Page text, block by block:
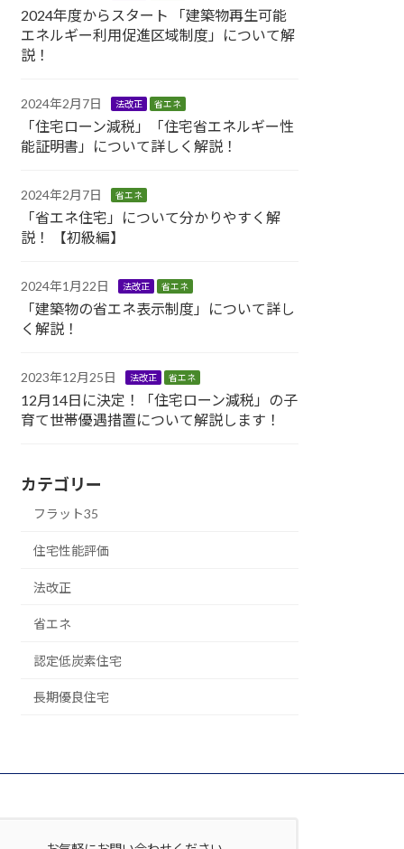
2024年度からスタート 「建築物再生可能
エネルギー利用促進区域制度」について解
説！
2024年2月7日 法改正 省エネ
「住宅ローン減税」「住宅省エネルギー性
能証明書」について詳しく解説！
2024年2月7日 省エネ
「省エネ住宅」について分かりやすく解
説！ 【初級編】
2024年1月22日 法改正 省エネ
「建築物の省エネ表示制度」について詳し
く解説！
2023年12月25日 法改正 省エネ
12月14日に決定！「住宅ローン減税」の子
育て世帯優遇措置について解説します！
カテゴリー
フラット35
住宅性能評価
法改正
省エネ
認定低炭素住宅
長期優良住宅